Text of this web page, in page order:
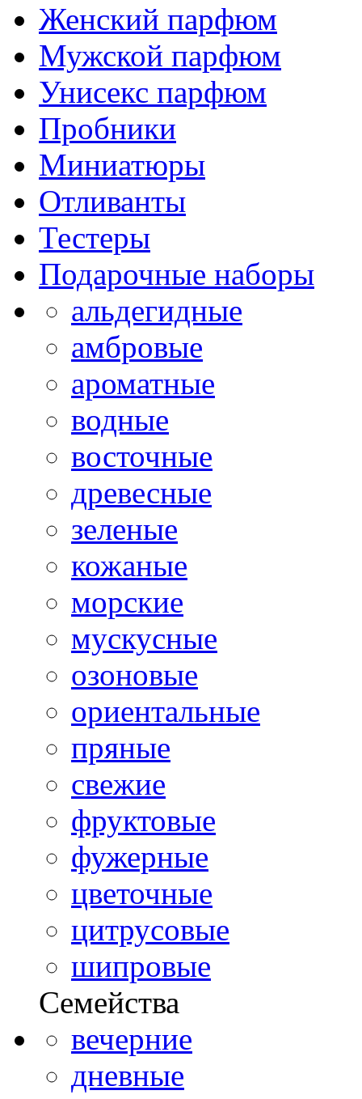
Женский парфюм
Мужской парфюм
Унисекс парфюм
Пробники
Миниатюры
Отливанты
Тестеры
Подарочные наборы
альдегидные
амбровые
ароматные
водные
восточные
древесные
зеленые
кожаные
морские
мускусные
озоновые
ориентальные
пряные
свежие
фруктовые
фужерные
цветочные
цитрусовые
шипровые
Семейства
вечерние
дневные